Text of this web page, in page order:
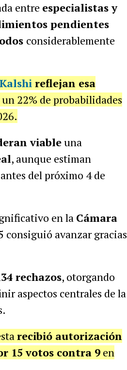
entre especialistas y
pendientes
considerablemente
Kalshireflejan esa
22% de probabilidades
viableuna
, aunque estiman
del próximo 4 de
en la Cámara
consiguió avanzar gracias
rechazos, otorgando
aspectos centrales de la
recibió autorización
15 votos contra 9en